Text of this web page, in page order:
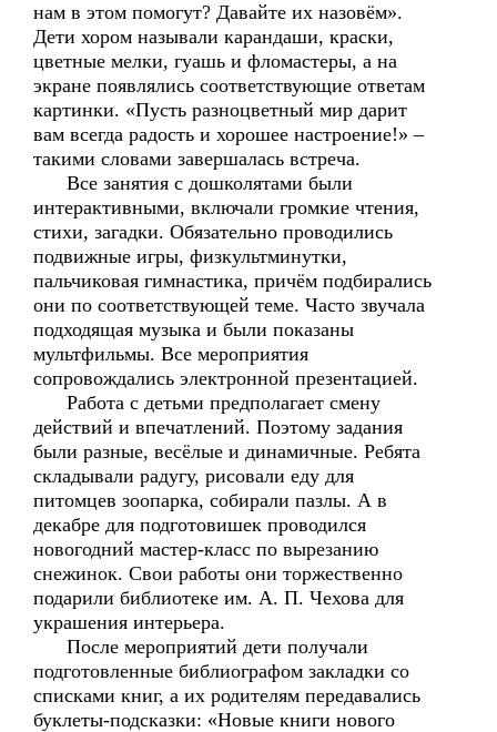
нам в этом помогут? Давайте их назовём».
Дети хором называли карандаши, краски,
цветные мелки, гуашь и фломастеры, а на
экране появлялись соответствующие ответам
картинки. «Пусть разноцветный мир дарит
вам всегда радость и хорошее настроение!» –
такими словами завершалась встреча.
Все занятия с дошколятами были
интерактивными, включали громкие чтения,
стихи, загадки. Обязательно проводились
подвижные игры, физкультминутки,
пальчиковая гимнастика, причём подбирались
они по соответствующей теме. Часто звучала
подходящая музыка и были показаны
мультфильмы. Все мероприятия
сопровождались электронной презентацией.
Работа с детьми предполагает смену
действий и впечатлений. Поэтому задания
были разные, весёлые и динамичные. Ребята
складывали радугу, рисовали еду для
питомцев зоопарка, собирали пазлы. А в
декабре для подготовишек проводился
новогодний мастер-класс по вырезанию
снежинок. Свои работы они торжественно
подарили библиотеке им. А. П. Чехова для
украшения интерьера.
После мероприятий дети получали
подготовленные библиографом закладки со
списками книг, а их родителям передавались
буклеты-подсказки: «Новые книги нового